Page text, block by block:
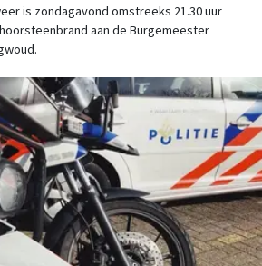
is zondagavond omstreeks 21.30 uur
aan de Burgemeester